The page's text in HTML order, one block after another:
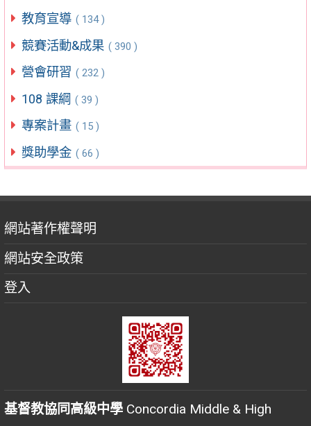
教育宣導 ( 134 )
競賽活動&成果 ( 390 )
營會研習 ( 232 )
108 課綱 ( 39 )
專案計畫 ( 15 )
獎助學金 ( 66 )
網站著作權聲明
網站安全政策
登入
基督教協同高級中學 Concordia Middle & High